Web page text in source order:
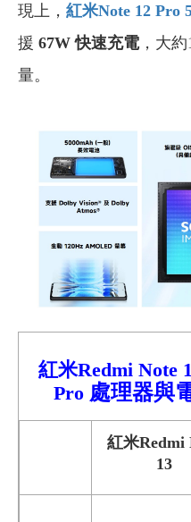
現上， 紅米Note 12 Pro
援 67W 快速充電，大約
量。
紅米Redmi Note
Pro 處理器與
紅米Redmi
13